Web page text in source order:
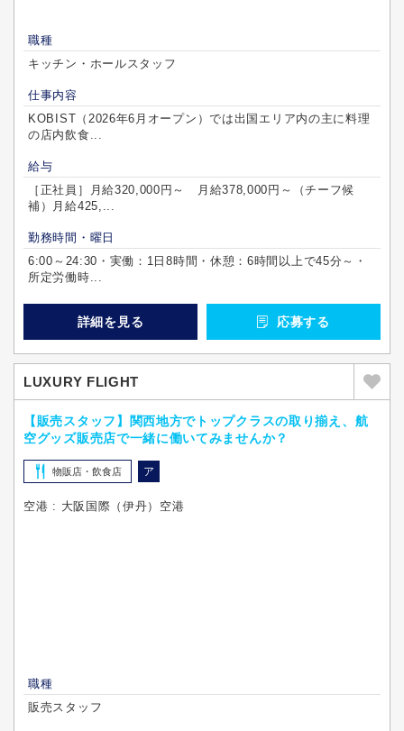
職種
キッチン・ホールスタッフ
仕事内容
KOBIST（2026年6月オープン）では出国エリア内の主に料理
の店内飲食...
給与
［正社員］月給320,000円～ 月給378,000円～（チーフ候
補）月給425,...
勤務時間・曜日
6:00～24:30・実働：1日8時間・休憩：6時間以上で45分～・
所定労働時...
詳細を見る 応募する
LUXURY FLIGHT
【販売スタッフ】関西地方でトップクラスの取り揃え、航
空グッズ販売店で一緒に働いてみませんか？
物販店・飲食店 ア
空港 : 大阪国際（伊丹）空港
職種
販売スタッフ